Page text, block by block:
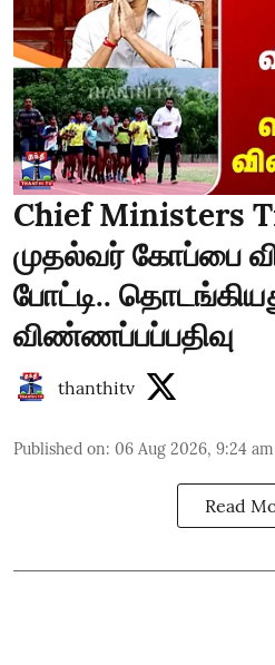
Chief Ministers
முதல்வர் கோப்பை
போட்டி..
விண்ணப்பப்பதிவு
thanthitv
Published on: 06 Aug 2026, 9:24 am
Read